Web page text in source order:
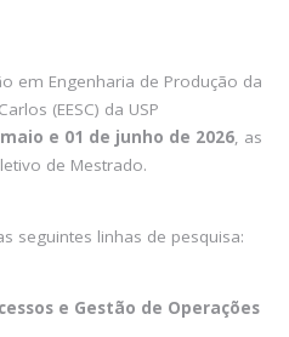
em Engenharia de Produção da
(EESC) da USP
e 01 de junho de 2026, as
de Mestrado.
seguintes linhas de pesquisa:
e Gestão de Operações